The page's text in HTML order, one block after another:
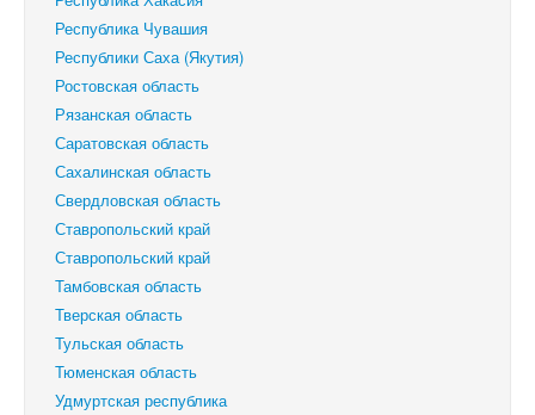
Республика Чувашия
Республики Саха (Якутия)
Ростовская область
Рязанская область
Саратовская область
Сахалинская область
Свердловская область
Ставропольский край
‎Ставропольский край
Тамбовская область
Тверская область
Тульская область
Тюменская область
Удмуртская республика